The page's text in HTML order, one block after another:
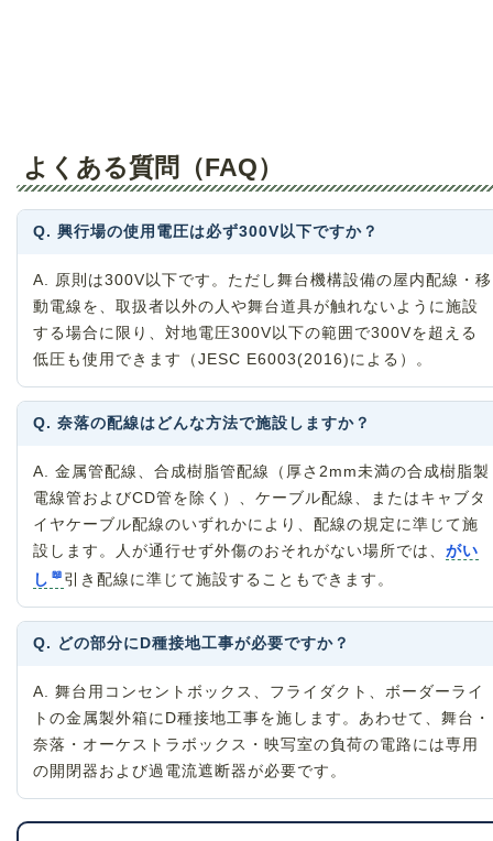
よくある質問（FAQ）
Q. 興行場の使用電圧は必ず300V以下ですか？
A. 原則は300V以下です。ただし舞台機構設備の屋内配線・移
動電線を、取扱者以外の人や舞台道具が触れないように施設
する場合に限り、対地電圧300V以下の範囲で300Vを超える
低圧も使用できます（JESC E6003(2016)による）。
Q. 奈落の配線はどんな方法で施設しますか？
A. 金属管配線、合成樹脂管配線（厚さ2mm未満の合成樹脂製
電線管およびCD管を除く）、ケーブル配線、またはキャブタ
イヤケーブル配線のいずれかにより、配線の規定に準じて施
設します。人が通行せず外傷のおそれがない場所では、 がい
し
引き配線に準じて施設することもできます。
Q. どの部分にD種接地工事が必要ですか？
A. 舞台用コンセントボックス、フライダクト、ボーダーライ
トの金属製外箱にD種接地工事を施します。あわせて、舞台・
奈落・オーケストラボックス・映写室の負荷の電路には専用
の開閉器および過電流遮断器が必要です。